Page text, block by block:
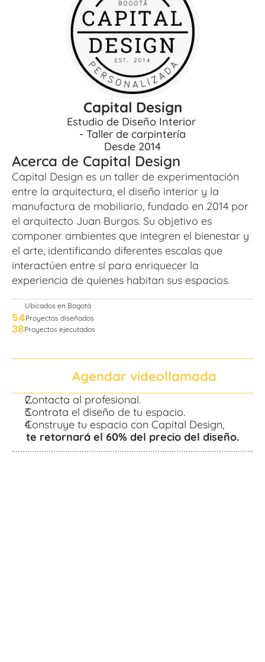
Capital Design
Estudio de Diseño Interior
- Taller de carpintería
Desde 2014
Acerca de Capital Design
Capital Design es un taller de experimentación
entre la arquitectura, el diseño interior y la
manufactura de mobiliario, fundado en 2014 por
el arquitecto Juan Burgos. Su objetivo es
componer ambientes que integren el bienestar y
el arte, identificando diferentes escalas que
interactúen entre sí para enriquecer la
experiencia de quienes habitan sus espacios.
Ubicados en Bogotá
54Proyectos diseñados
38Proyectos ejecutados
Agendar videollamada
Contacta al profesional.
Contrata el diseño de tu espacio.
Construye tu espacio con Capital Design,
te retornará el 60% del precio del diseño.